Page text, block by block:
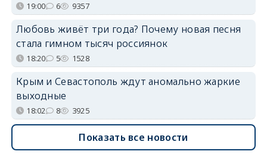
19:00 6 9357
Любовь живёт три года? Почему новая песня
стала гимном тысяч россиянок
18:20 5 1528
Крым и Севастополь ждут аномально жаркие
выходные
18:02 8 3925
Показать все новости